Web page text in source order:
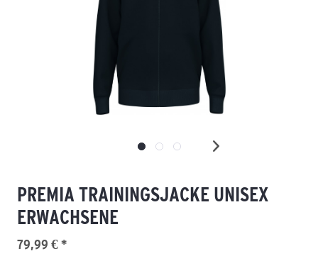
PREMIA TRAININGSJACKE UNISEX
ERWACHSENE
79,99 € *